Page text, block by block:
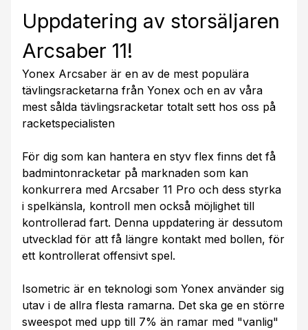
Uppdatering av storsäljaren
Arcsaber 11!
Yonex Arcsaber är en av de mest populära
tävlingsracketarna från Yonex och en av våra
mest sålda tävlingsracketar totalt sett hos oss på
racketspecialisten
För dig som kan hantera en styv flex finns det få
badmintonracketar på marknaden som kan
konkurrera med Arcsaber 11 Pro och dess styrka
i spelkänsla, kontroll men också möjlighet till
kontrollerad fart. Denna uppdatering är dessutom
utvecklad för att få längre kontakt med bollen, för
ett kontrollerat offensivt spel.
Isometric är en teknologi som Yonex använder sig
utav i de allra flesta ramarna. Det ska ge en större
sweespot med upp till 7% än ramar med "vanlig"